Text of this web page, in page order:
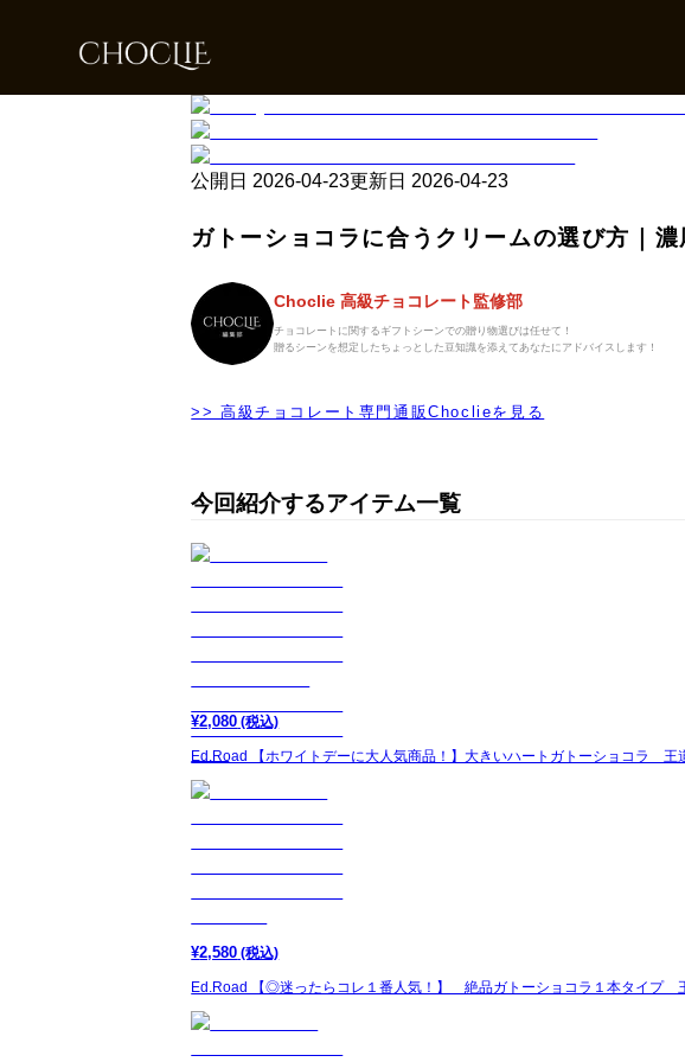
公開日 2026-04-23更新日 2026-04-23
ガトーショコラに合うクリームの選び方｜
Choclie 高級チョコレート監修部
チョコレートに関するギフトシーンでの贈り物選びは任せて！
贈るシーンを想定したちょっとした豆知識を添えてあなたにアドバイスします！
>> 高級チョコレート専門通販Choclieを見る
今回紹介するアイテム一覧
¥2,080 (税込)
Ed.Road 【ホワイトデーに大人気商品！】大きいハートガトーショコラ
¥2,580 (税込)
Ed.Road 【◎迷ったらコレ１番人気！】 絶品ガトーショコラ１本タイプ